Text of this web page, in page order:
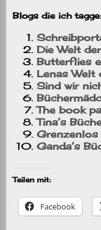
Blogs die ich tagge:
Die Welt
Butterflies
Lenas Welt
Sind wir
The book
Tina’s
Grenzenlos
Ganda’s
Teilen mit:
Facebook